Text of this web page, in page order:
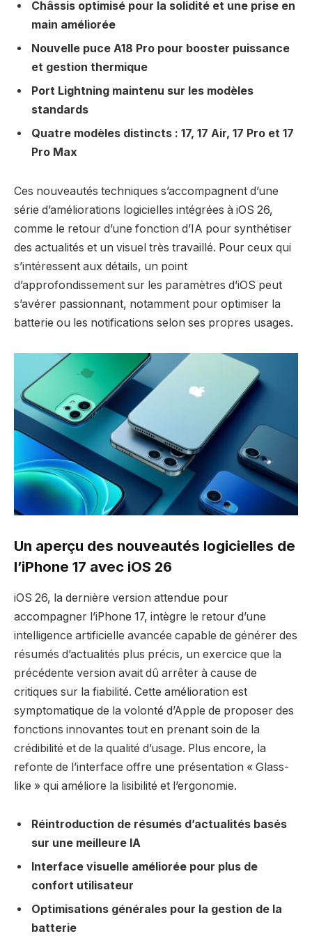
Châssis optimisé pour la solidité et une prise en
main améliorée
Nouvelle puce A18 Pro pour booster puissance
et gestion thermique
Port Lightning maintenu sur les modèles
standards
Quatre modèles distincts : 17, 17 Air, 17 Pro et 17
Pro Max
Ces nouveautés techniques s’accompagnent d’une
série d’améliorations logicielles intégrées à iOS 26,
comme le retour d’une fonction d’IA pour synthétiser
des actualités et un visuel très travaillé. Pour ceux qui
s’intéressent aux détails, un point
d’approfondissement sur les paramètres d’iOS peut
s’avérer passionnant, notamment pour optimiser la
batterie ou les notifications selon ses propres usages.
Un aperçu des nouveautés logicielles de
l’iPhone 17 avec iOS 26
iOS 26, la dernière version attendue pour
accompagner l’iPhone 17, intègre le retour d’une
intelligence artificielle avancée capable de générer des
résumés d’actualités plus précis, un exercice que la
précédente version avait dû arrêter à cause de
critiques sur la fiabilité. Cette amélioration est
symptomatique de la volonté d’Apple de proposer des
fonctions innovantes tout en prenant soin de la
crédibilité et de la qualité d’usage. Plus encore, la
refonte de l’interface offre une présentation « Glass-
like » qui améliore la lisibilité et l’ergonomie.
Réintroduction de résumés d’actualités basés
sur une meilleure IA
Interface visuelle améliorée pour plus de
confort utilisateur
Optimisations générales pour la gestion de la
batterie